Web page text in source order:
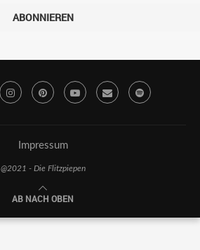
ABONNIEREN
Impressum
@2021 - Die Flitzpiepen
AB NACH OBEN